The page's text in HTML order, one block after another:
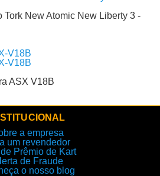
Tork New Atomic New Liberty 3 -
ASX V18B
a empresa
um revendedor
Prêmio de Kart
de Fraude
o nosso blog